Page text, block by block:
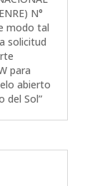
N°
modo tal
solicitud
para
abierto
del Sol”